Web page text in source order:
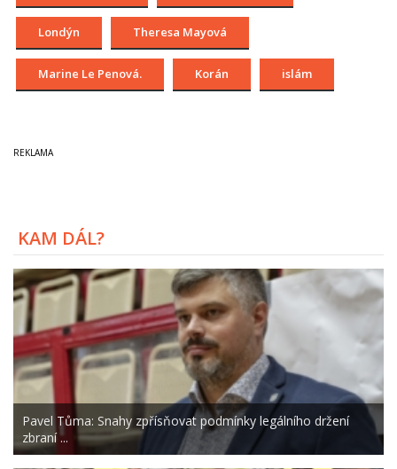
Londýn Theresa Mayová
Marine Le Penová. Korán islám
KAM DÁL?
Pavel Tůma: Snahy zpřísňovat podmínky legálního držení
zbraní ...